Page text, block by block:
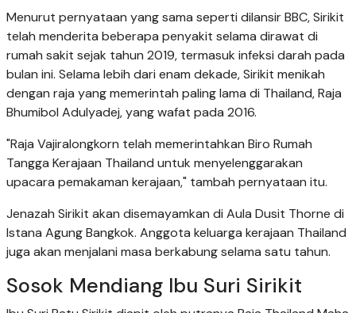
Menurut pernyataan yang sama seperti dilansir BBC, Sirikit
telah menderita beberapa penyakit selama dirawat di
rumah sakit sejak tahun 2019, termasuk infeksi darah pada
bulan ini. Selama lebih dari enam dekade, Sirikit menikah
dengan raja yang memerintah paling lama di Thailand, Raja
Bhumibol Adulyadej, yang wafat pada 2016.
"Raja Vajiralongkorn telah memerintahkan Biro Rumah
Tangga Kerajaan Thailand untuk menyelenggarakan
upacara pemakaman kerajaan," tambah pernyataan itu.
Jenazah Sirikit akan disemayamkan di Aula Dusit Thorne di
Istana Agung Bangkok. Anggota keluarga kerajaan Thailand
juga akan menjalani masa berkabung selama satu tahun.
Sosok Mendiang Ibu Suri Sirikit